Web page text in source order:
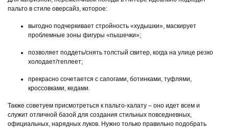
пальто в стиле оверсайз, которое:
выгодно подчеркивает стройность «худышки», маскирует
проблемные зоны фигуры «пышечки»;
позволяет поддеть/снять толстый свитер, когда на улице резко
холодает/теплеет;
прекрасно сочетается с сапогами, ботинками, туфлями,
кроссовками, кедами.
Также советуем присмотреться к пальто-халату – оно идет всем и
служит отличной базой для создания стильных повседневных,
официальных, нарядных луков. Нужно только правильно подобрать